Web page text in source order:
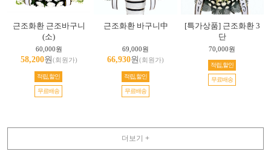
근조화환 근조바구니
(소)
60,000원
58,200원(회원가)
적립,할인
무료배송
근조화환 바구니中
69,000원
66,930원(회원가)
적립,할인
무료배송
[특가상품] 근조화환 3
단
70,000원
적립,할인
무료배송
더보기 +